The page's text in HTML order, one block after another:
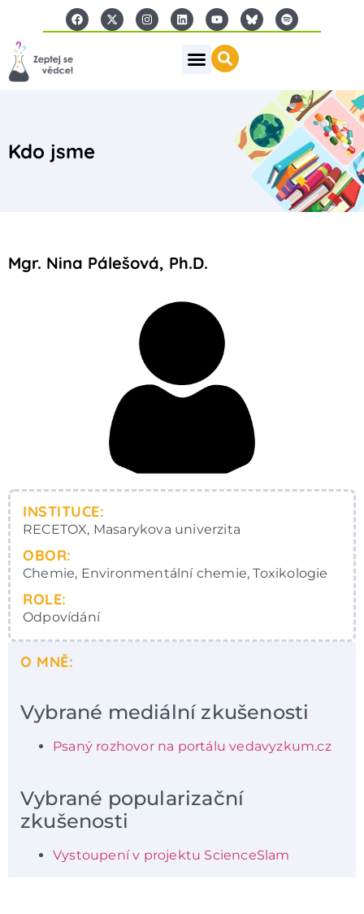
Kdo jsme
Mgr. Nina Pálešová, Ph.D.
INSTITUCE:
RECETOX, Masarykova univerzita
OBOR:
Chemie, Environmentální chemie, Toxikologie
ROLE:
Odpovídání
O MNĚ:
Vybrané mediální zkušenosti
Psaný rozhovor na portálu vedavyzkum.cz
Vybrané popularizační
zkušenosti
Vystoupení v projektu ScienceSlam